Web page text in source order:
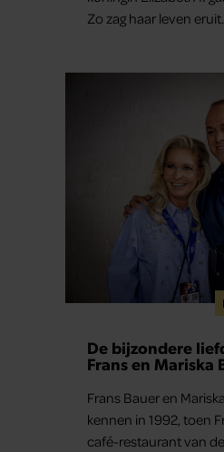
Zo zag haar leven eruit.
De bijzondere
Frans en Mariska
Frans Bauer en
kennen in 1992, toen
café-restaurant van